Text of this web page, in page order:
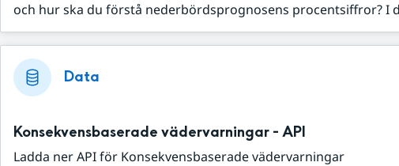
och hur ska du förstå nederbördsprognosens procentsiffror? I
Data
Konsekvensbaserade vädervarningar - API
Ladda ner API för Konsekvensbaserade vädervarningar